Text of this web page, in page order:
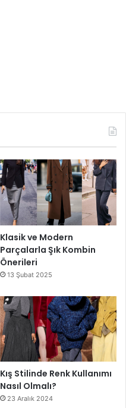
Klasik ve Modern
Parçalarla Şık Kombin
Önerileri
13 Şubat 2025
Kış Stilinde Renk Kullanımı
Nasıl Olmalı?
23 Aralık 2024